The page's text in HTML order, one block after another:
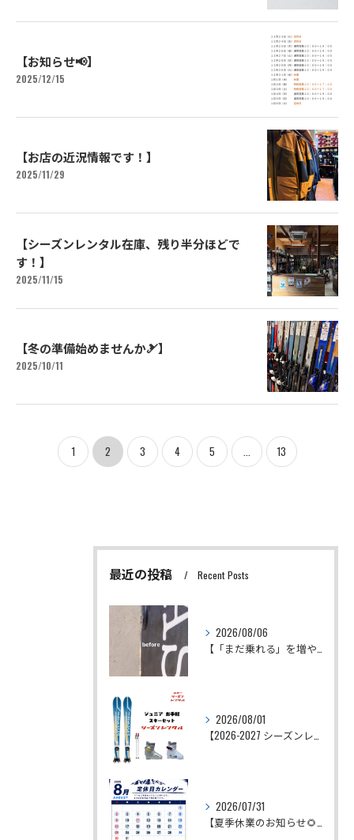
【お知らせ📢】
2025/12/15
【お店の近況情報です！】
2025/11/29
【シーズンレンタル在庫、残り半分ほどで
す！】
2025/11/15
【冬の準備始めませんか🎿】
2025/10/11
1 2 3 4 5 ... 13
最近の投稿 Recent Posts
2026/08/06
【「まだ乗れる」を増やしたい。
2026/08/01
【2026-2027 シーズンレンタル予約受付スタート！】
2026/07/31
【夏季休業のお知らせ🌻】